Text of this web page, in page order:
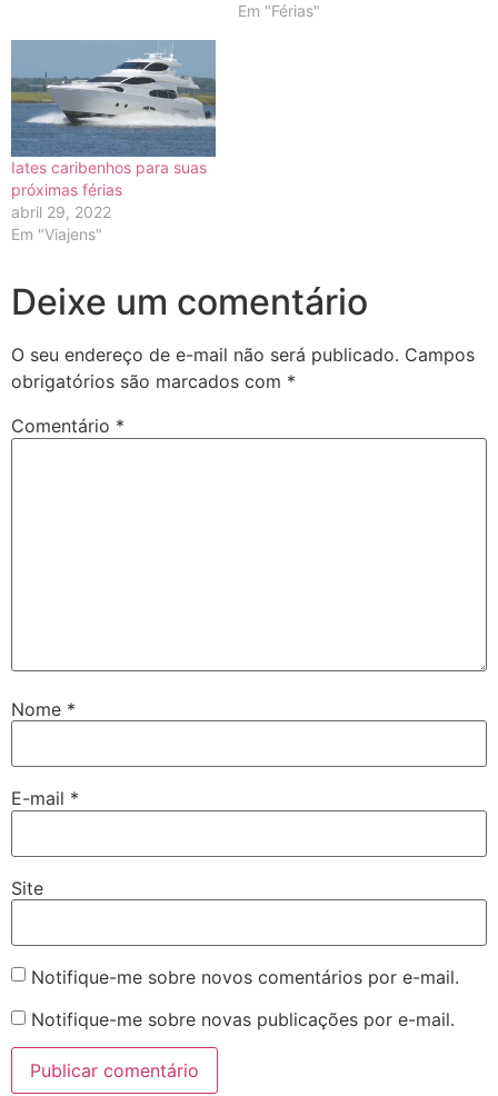
Em "Férias"
Iates caribenhos para suas
próximas férias
abril 29, 2022
Em "Viajens"
Deixe um comentário
O seu endereço de e-mail não será publicado. Campos
obrigatórios são marcados com *
Comentário *
Nome *
E-mail *
Site
Notifique-me sobre novos comentários por e-mail.
Notifique-me sobre novas publicações por e-mail.